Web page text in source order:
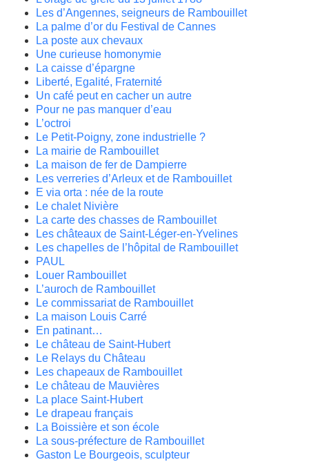
Les d’Angennes, seigneurs de Rambouillet
La palme d’or du Festival de Cannes
La poste aux chevaux
Une curieuse homonymie
La caisse d’épargne
Liberté, Egalité, Fraternité
Un café peut en cacher un autre
Pour ne pas manquer d’eau
L’octroi
Le Petit-Poigny, zone industrielle ?
La mairie de Rambouillet
La maison de fer de Dampierre
Les verreries d’Arleux et de Rambouillet
E via orta : née de la route
Le chalet Nivière
La carte des chasses de Rambouillet
Les châteaux de Saint-Léger-en-Yvelines
Les chapelles de l’hôpital de Rambouillet
PAUL
Louer Rambouillet
L’auroch de Rambouillet
Le commissariat de Rambouillet
La maison Louis Carré
En patinant…
Le château de Saint-Hubert
Le Relays du Château
Les chapeaux de Rambouillet
Le château de Mauvières
La place Saint-Hubert
Le drapeau français
La Boissière et son école
La sous-préfecture de Rambouillet
Gaston Le Bourgeois, sculpteur